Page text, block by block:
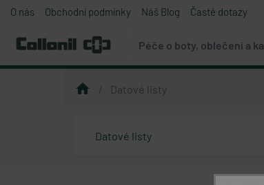
O nás Obchodní podmínky Náš Blog Časté dotazy
Péče o boty, oblečení a
home Datové listy
Datové listy